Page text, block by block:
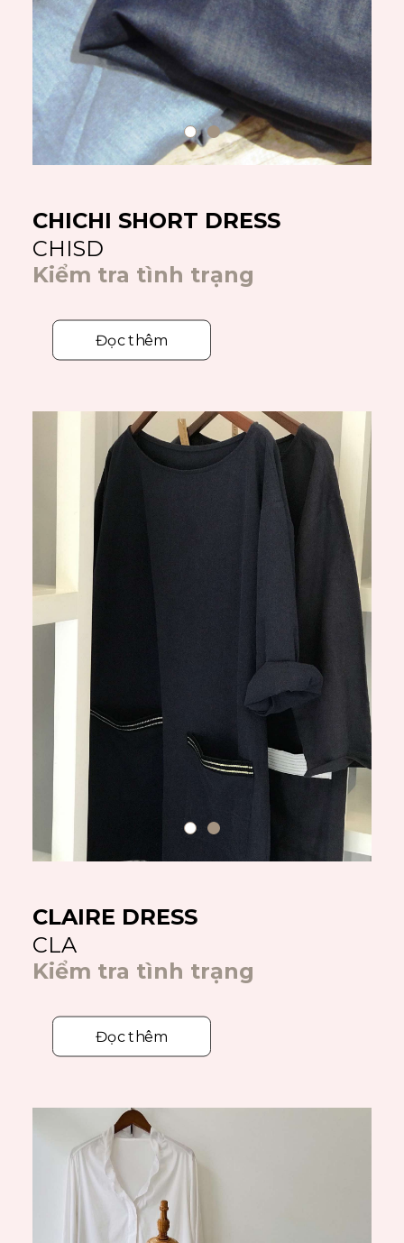
CHICHI SHORT DRESS
CHISD
Kiểm tra tình trạng
Đọc thêm
CLAIRE DRESS
CLA
Kiểm tra tình trạng
Đọc thêm